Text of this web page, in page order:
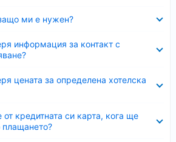
ми е нужен?
информация за контакт с
цената за определена хотелска
кредитната си карта, кога ще